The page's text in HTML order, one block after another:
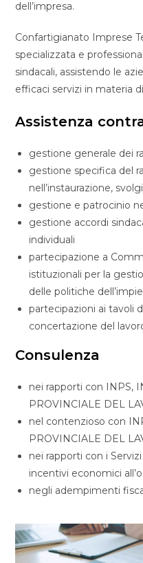
dell’impresa.
Confartigianato Imprese
specializzata e
sindacali, assistendo le
efficaci servizi in materia
Assistenza
gestione generale dei
gestione specifica del
nell’instaurazione,
gestione e patrocinio
gestione accordi
individuali
partecipazione a
istituzionali per la
delle politiche
partecipazioni ai tavoli
concertazione del
Consulenza
nei rapporti con INPS,
PROVINCIALE DEL
nel contenzioso con
PROVINCIALE DEL
nei rapporti con i
incentivi economici
negli adempimenti